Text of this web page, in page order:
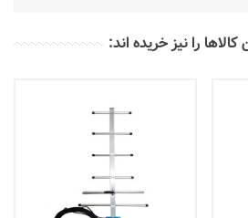
را نیز خریده اند: